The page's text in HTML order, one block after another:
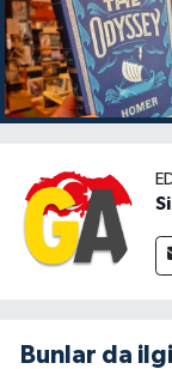
Bunlar da